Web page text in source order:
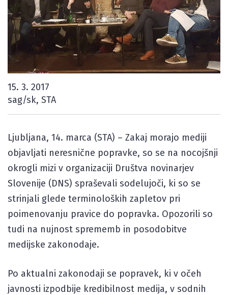
15. 3. 2017
sag/sk, STA
Ljubljana, 14. marca (STA) – Zakaj morajo mediji
objavljati neresnične popravke, so se na nocojšnji
okrogli mizi v organizaciji Društva novinarjev
Slovenije (DNS) spraševali sodelujoči, ki so se
strinjali glede terminoloških zapletov pri
poimenovanju pravice do popravka. Opozorili so
tudi na nujnost sprememb in posodobitve
medijske zakonodaje.
Po aktualni zakonodaji se popravek, ki v očeh
javnosti izpodbije kredibilnost medija, v sodnih